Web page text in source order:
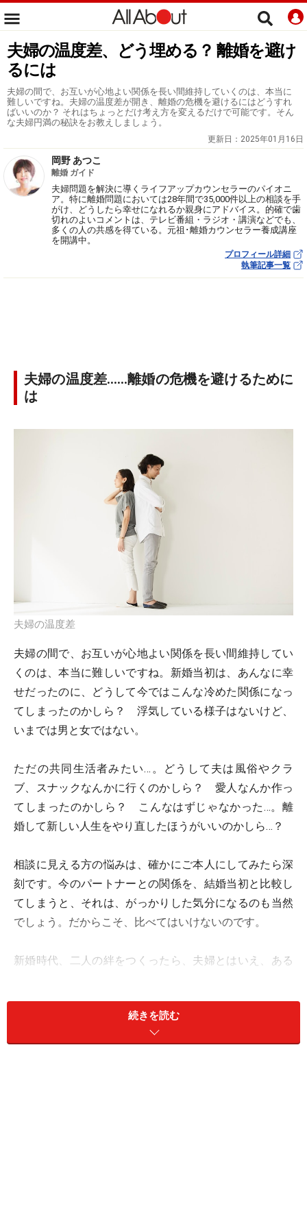
夫婦の温度差、どう埋める？ 離婚を避け
るには
夫婦の間で、お互いが心地よい関係を長い間維持していくのは、本当に
難しいですね。夫婦の温度差が開き、離婚の危機を避けるにはどうすれ
ばいいのか？ それはちょっとだけ考え方を変えるだけで可能です。そん
な夫婦円満の秘訣をお教えしましょう。
更新日： 2025年01月16日
岡野 あつこ
離婚 ガイド
夫婦問題を解決に導くライフアップカウンセラーのパイオニ
ア。特に離婚問題においては28年間で35,000件以上の相談を手
がけ、どうしたら幸せになれるか親身にアドバイス。的確で歯
切れのよいコメントは、テレビ番組・ラジオ・講演などでも、
多くの人の共感を得ている。元祖･離婚カウンセラー養成講座
を開講中。
プロフィール詳細
執筆記事一覧
夫婦の温度差……離婚の危機を避けるために
は
夫婦の温度差
夫婦の間で、お互いが心地よい関係を長い間維持してい
くのは、本当に難しいですね。新婚当初は、あんなに幸
せだったのに、どうして今ではこんな冷めた関係になっ
てしまったのかしら？ 浮気している様子はないけど、
いまでは男と女ではない。
ただの共同生活者みたい…。どうして夫は風俗やクラ
ブ、スナックなんかに行くのかしら？ 愛人なんか作っ
てしまったのかしら？ こんなはずじゃなかった…。離
婚して新しい人生をやり直したほうがいいのかしら…？
相談に見える方の悩みは、確かにご本人にしてみたら深
刻です。今のパートナーとの関係を、結婚当初と比較し
てしまうと、それは、がっかりした気分になるのも当然
でしょう。だからこそ、比べてはいけないのです。
新婚時代、二人の絆をつくったら、夫婦とはいえ、ある
っていって取り返しがつかなくなるということがない程
度のちょうどよい距離。新婚時代は、お互い束縛し合う
ことに心地よさを感じる時期です。でも、お互いにそれ
続きを読む